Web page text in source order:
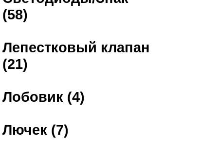
(58)
Лепестковый клапан
(21)
Лобовик (4)
Лючек (7)